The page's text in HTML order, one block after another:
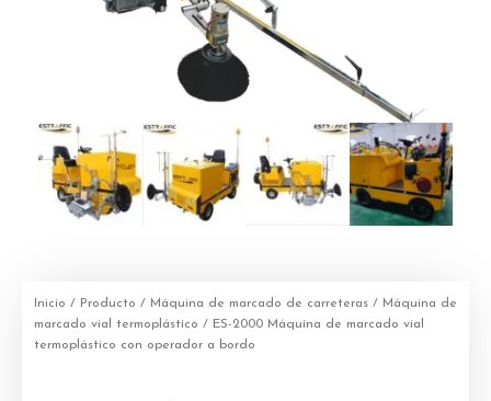
Inicio / Producto / Máquina de marcado de carreteras / Máquina de
marcado vial termoplástico / ES-2000 Máquina de marcado vial
termoplástico con operador a bordo